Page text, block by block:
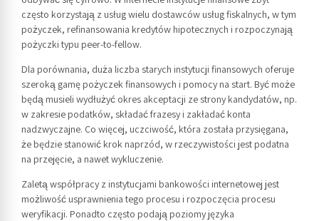
często korzystają z usług wielu dostawców usług fiskalnych, w tym
pożyczek, refinansowania kredytów hipotecznych i rozpoczynają
pożyczki typu peer-to-fellow.
Dla porównania, duża liczba starych instytucji finansowych oferuje
szeroką gamę pożyczek finansowych i pomocy na start. Być może
będą musieli wydłużyć okres akceptacji ze strony kandydatów, np.
w zakresie podatków, składać frazesy i zakładać konta
nadzwyczajne. Co więcej, uczciwość, która została przysięgana,
że ​​będzie stanowić krok naprzód, w rzeczywistości jest podatna
na przejęcie, a nawet wykluczenie.
Zaletą współpracy z instytucjami bankowości internetowej jest
możliwość usprawnienia tego procesu i rozpoczęcia procesu
weryfikacji. Ponadto często podają poziomy języka